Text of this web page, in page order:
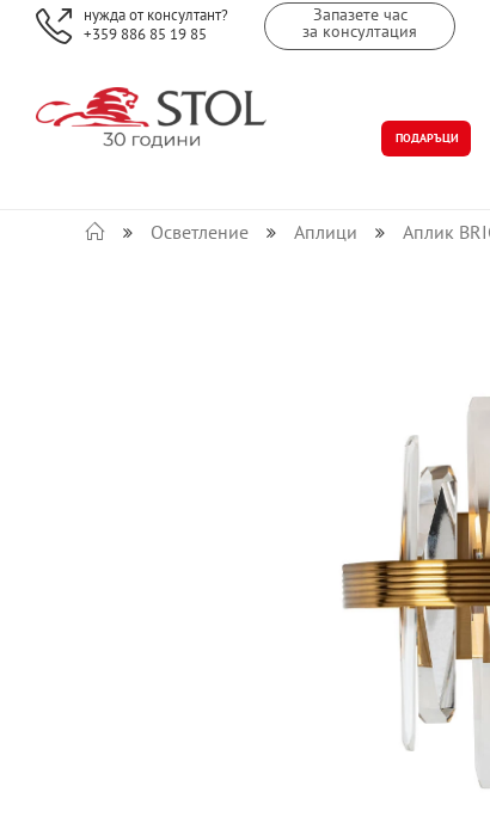
нужда от консултант?
+359 886 85 19 85
Запазете час
за консултация
ПОДАРЪЦИ
Осветление Аплици Аплик